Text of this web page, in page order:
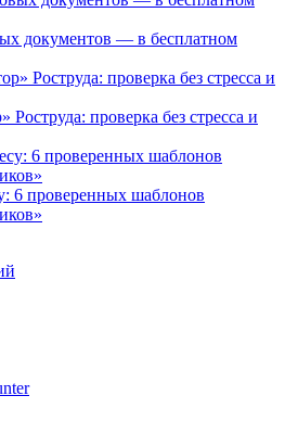
документов — в бесплатном
проверка без стресса и
6 проверенных шаблонов